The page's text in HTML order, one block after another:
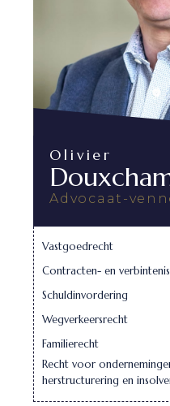
Olivier
Advocaat-
Vastgoedrecht
Contracten- en
Schuldinvordering
Wegverkeersrecht
Familierecht
Recht voor
herstructurering en